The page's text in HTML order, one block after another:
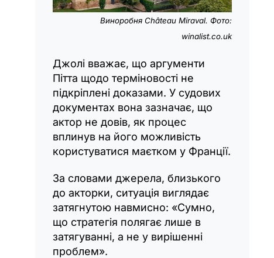
Виноробня Château Miraval. Фото:
winalist.co.uk
Джолі вважає, що аргументи
Пітта щодо терміновості не
підкріплені доказами. У судових
документах вона зазначає, що
актор не довів, як процес
вплинув на його можливість
користуватися маєтком у Франції.
За словами джерела, близького
до акторки, ситуація виглядає
затягнутою навмисно: «Сумно,
що стратегія полягає лише в
затягуванні, а не у вирішенні
проблем».